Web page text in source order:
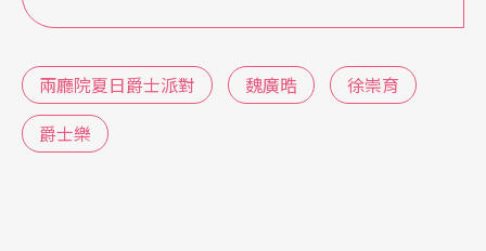
Vincent：講到拉丁樂，第一個是帶我接觸的是陳智
先老師，他也是第一個教我打Conga（康加鼓）的
人。我之前在美國住的地方周遭也很容易接觸到拉
丁樂，聽起來蠻喜歡，所以就開始在學校學習，也
兩廳院夏日爵士派對 魏廣晧
徐崇育
爵士樂